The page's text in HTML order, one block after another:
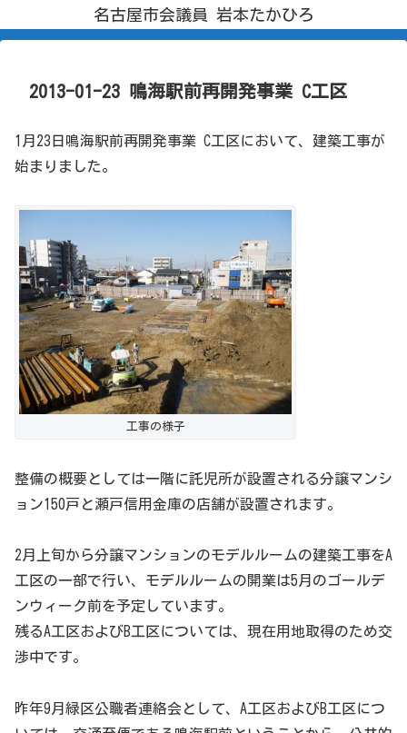
名古屋市会議員 岩本たかひろ
2013-01-23 鳴海駅前再開発事業 C工区
1月23日鳴海駅前再開発事業 C工区において、建築工事が
始まりました。
工事の様子
整備の概要としては一階に託児所が設置される分譲マンシ
ョン150戸と瀬戸信用金庫の店舗が設置されます。
2月上旬から分譲マンションのモデルルームの建築工事をA
工区の一部で行い、モデルルームの開業は5月のゴールデ
ンウィーク前を予定しています。
残るA工区およびB工区については、現在用地取得のため交
渉中です。
昨年9月緑区公職者連絡会として、A工区およびB工区につ